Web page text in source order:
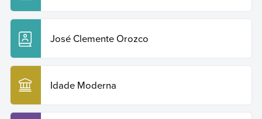
José Clemente Orozco
Idade Moderna